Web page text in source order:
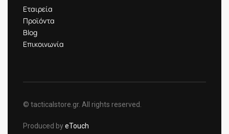
Εταιρεία
Προϊόντα
Blog
Επικοινωνία
© tacticalstore.gr. All rights reserved.
Produced byeTouch